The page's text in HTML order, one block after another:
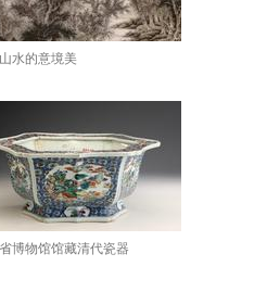
水的意境美
博物馆馆藏清代瓷器